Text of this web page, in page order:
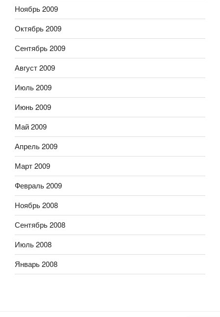
Ноябрь 2009
Октябрь 2009
Сентябрь 2009
Август 2009
Июль 2009
Июнь 2009
Май 2009
Апрель 2009
Март 2009
Февраль 2009
Ноябрь 2008
Сентябрь 2008
Июль 2008
Январь 2008